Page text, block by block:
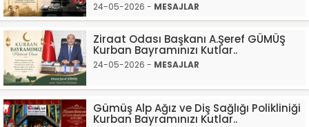
24-05-2026 - MESAJLAR
Ziraat Odası Başkanı A.Şeref GÜMÜŞ
Kurban Bayramınızı Kutlar..
24-05-2026 - MESAJLAR
Gümüş Alp Ağız ve Diş Sağlığı Polikliniği
Kurban Bayramınızı Kutlar..